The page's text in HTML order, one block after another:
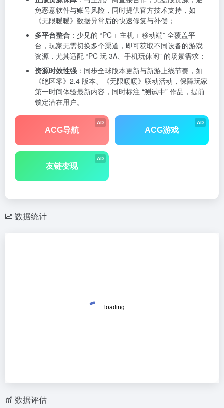
免恶意软件与账号风险，同时提供官方技术支持，如
《无限暖暖》数据异常后的快速修复与补偿；
多平台整合 ：少见的 “PC + 主机 + 移动端” 全覆盖平
台，玩家无需切换多个渠道，即可获取不同设备的游戏
资源，尤其适配 “PC 玩 3A、手机玩休闲” 的场景需求；
资源时效性强 ：同步全球版本更新与新游上线节奏，如
《绝区零》2.4 版本、《无限暖暖》联动活动，保障玩家
第一时间体验最新内容，同时标注 “测试中” 作品，提前
锁定潜在用户。
AD
ACG导航
AD
ACG游戏
AD
友链变现
数据统计
数据评估